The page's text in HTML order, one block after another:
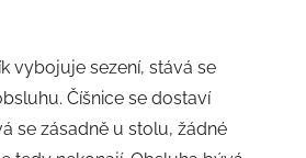
vybojuje sezení, stává se
Číšnice se dostaví
se zásadně u stolu, žádné